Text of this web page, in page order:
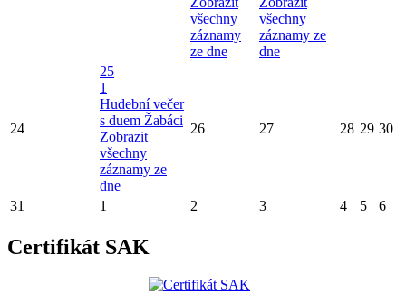
všechny
záznamy
ze dne
všechny
záznamy ze
dne
24
25
1
Hudební večer
s duem Žabáci
Zobrazit
všechny
záznamy ze
dne
26 27 28 29 30
31 1 2 3 4 5 6
Certifikát SAK